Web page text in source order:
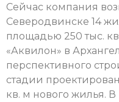
Сейчас компания
Северодвинске 14
площадью 250 тыс.
«Аквилон» в
перспективного
стадии
кв. м нового жилья. В